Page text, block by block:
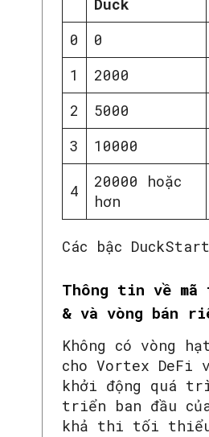
Duck
0
0
1
2000
2
5000
3
10000
4
20000 hoặc
hơn
Các bậc
Thông tin về mã
& và vòng bán
Không có vòng
cho Vortex DeFi
khởi động quá
triển ban đầu
khả thi tối